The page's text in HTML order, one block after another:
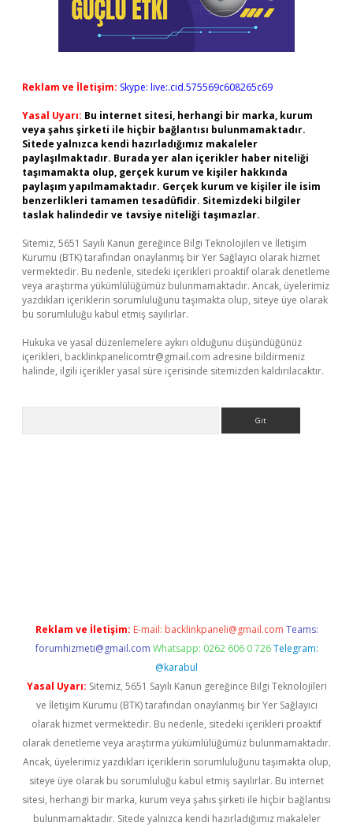
Reklam ve İletişim: Skype: live:.cid.575569c608265c69
Yasal Uyarı: Bu internet sitesi, herhangi bir marka, kurum
veya şahıs şirketi ile hiçbir bağlantısı bulunmamaktadır.
Sitede yalnızca kendi hazırladığımız makaleler
paylaşılmaktadır. Burada yer alan içerikler haber niteliği
taşımamakta olup, gerçek kurum ve kişiler hakkında
paylaşım yapılmamaktadır. Gerçek kurum ve kişiler ile isim
benzerlikleri tamamen tesadüfidir. Sitemizdeki bilgiler
taslak halindedir ve tavsiye niteliği taşımazlar.
Sitemiz, 5651 Sayılı Kanun gereğince Bilgi Teknolojileri ve İletişim
Kurumu (BTK) tarafından onaylanmış bir Yer Sağlayıcı olarak hizmet
vermektedir. Bu nedenle, sitedeki içerikleri proaktif olarak denetleme
veya araştırma yükümlülüğümüz bulunmamaktadır. Ancak, üyelerimiz
yazdıkları içeriklerin sorumluluğunu taşımakta olup, siteye üye olarak
bu sorumluluğu kabul etmiş sayılırlar.
Hukuka ve yasal düzenlemelere aykırı olduğunu düşündüğünüz
içerikleri, backlinkpanelicomtr@gmail.com adresine bildirmeniz
halinde, ilgili içerikler yasal süre içerisinde sitemizden kaldırılacaktır.
Reklam ve İletişim: E-mail: backlinkpaneli@gmail.com Teams:
forumhizmeti@gmail.com Whatsapp: 0262 606 0 726 Telegram:
@karabul
Yasal Uyarı: Sitemiz, 5651 Sayılı Kanun gereğince Bilgi Teknolojileri
ve İletişim Kurumu (BTK) tarafından onaylanmış bir Yer Sağlayıcı
olarak hizmet vermektedir. Bu nedenle, sitedeki içerikleri proaktif
olarak denetleme veya araştırma yükümlülüğümüz bulunmamaktadır.
Ancak, üyelerimiz yazdıkları içeriklerin sorumluluğunu taşımakta olup,
siteye üye olarak bu sorumluluğu kabul etmiş sayılırlar. Bu internet
sitesi, herhangi bir marka, kurum veya şahıs şirketi ile hiçbir bağlantısı
bulunmamaktadır. Sitede yalnızca kendi hazırladığımız makaleler